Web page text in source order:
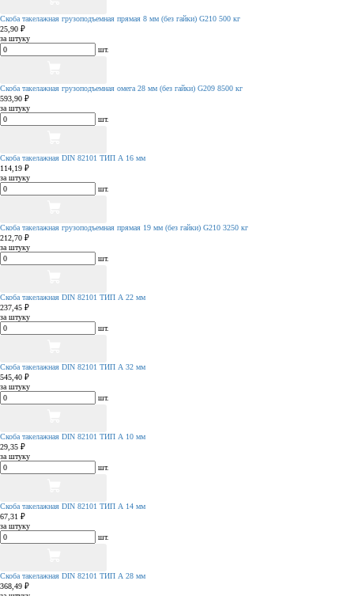
Скоба такелажная грузоподъемная прямая 8 мм (без гайки) G210 500 кг
25,90 ₽
за штуку
шт.
Скоба такелажная грузоподъемная омега 28 мм (без гайки) G209 8500 кг
593,90 ₽
за штуку
шт.
Скоба такелажная DIN 82101 ТИП А 16 мм
114,19 ₽
за штуку
шт.
Скоба такелажная грузоподъемная прямая 19 мм (без гайки) G210 3250 кг
212,70 ₽
за штуку
шт.
Скоба такелажная DIN 82101 ТИП А 22 мм
237,45 ₽
за штуку
шт.
Скоба такелажная DIN 82101 ТИП А 32 мм
545,40 ₽
за штуку
шт.
Скоба такелажная DIN 82101 ТИП А 10 мм
29,35 ₽
за штуку
шт.
Скоба такелажная DIN 82101 ТИП А 14 мм
67,31 ₽
за штуку
шт.
Скоба такелажная DIN 82101 ТИП А 28 мм
368,49 ₽